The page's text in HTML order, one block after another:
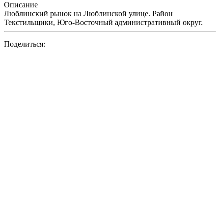
Описание
Люблинский рынок на Люблинской улице. Район
Текстильщики, Юго-Восточный административный округ.
Поделиться: